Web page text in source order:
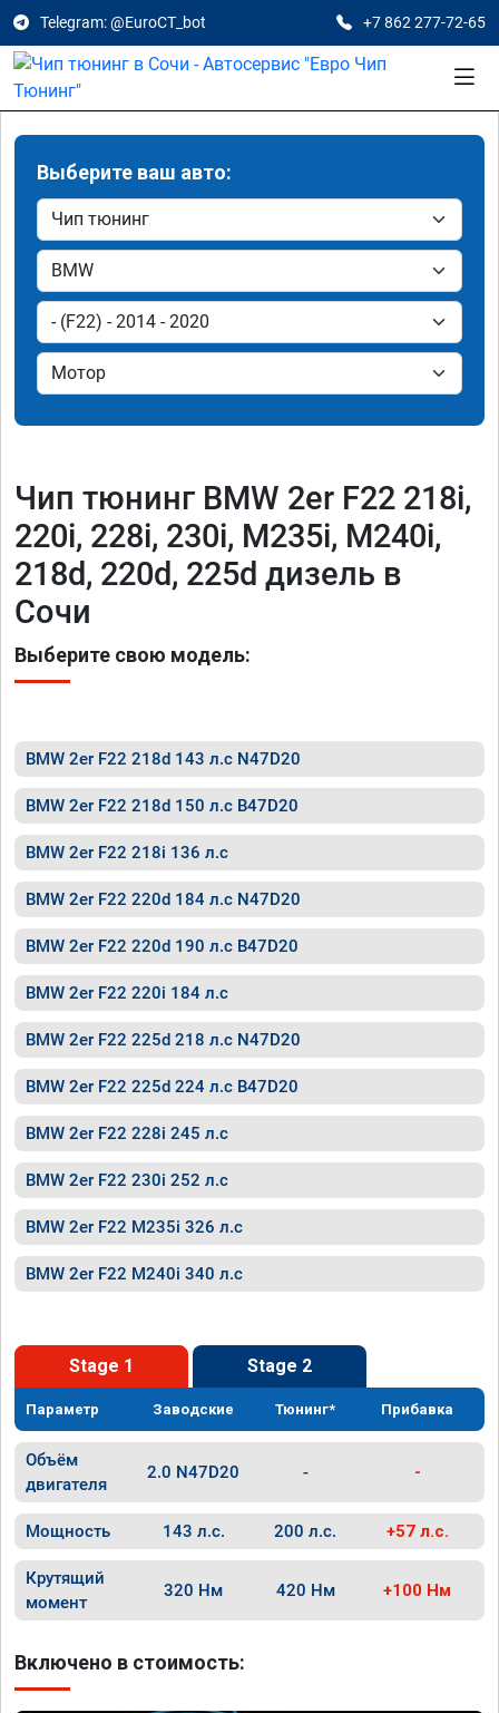
Telegram: @EuroCT_bot +7 862 277-72-65
Выберите ваш авто:
Чип тюнинг BMW 2er F22 218i,
220i, 228i, 230i, M235i, M240i,
218d, 220d, 225d дизель в
Сочи
Выберите свою модель:
BMW 2er F22 218d 143 л.с N47D20
BMW 2er F22 218d 150 л.с B47D20
BMW 2er F22 218i 136 л.с
BMW 2er F22 220d 184 л.с N47D20
BMW 2er F22 220d 190 л.с B47D20
BMW 2er F22 220i 184 л.с
BMW 2er F22 225d 218 л.с N47D20
BMW 2er F22 225d 224 л.с B47D20
BMW 2er F22 228i 245 л.с
BMW 2er F22 230i 252 л.с
BMW 2er F22 M235i 326 л.с
BMW 2er F22 M240i 340 л.с
Stage 1 Stage 2
Параметр Заводские Тюнинг* Прибавка
Объём
двигателя
2.0 N47D20 - -
Мощность 143 л.с. 200 л.с. +57 л.с.
Крутящий
момент
320 Нм 420 Нм +100 Нм
Включено в стоимость: